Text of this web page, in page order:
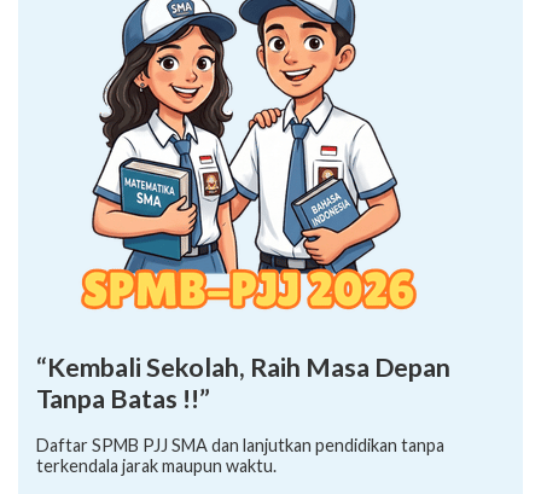
“Kembali Sekolah, Raih Masa Depan
Tanpa Batas !!”
Daftar SPMB PJJ SMA dan lanjutkan pendidikan tanpa
terkendala jarak maupun waktu.